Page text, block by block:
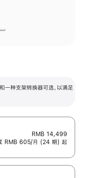
种支架转换器可选，以满足
RMB 14,499
RMB 605/月 (24 期) 起